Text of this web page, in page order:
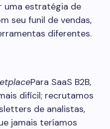
uma estratégia de
seu funil de vendas,
diferentes.
Para SaaS B2B,
difícil; recrutamos
de analistas,
jamais teríamos